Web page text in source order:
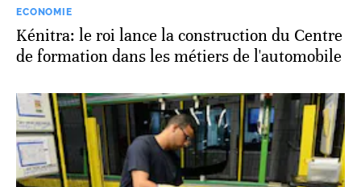
ECONOMIE
Kénitra: le roi lance la construction du Centre
de formation dans les métiers de l'automobile